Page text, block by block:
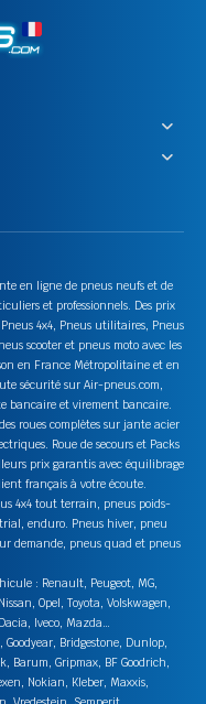
en ligne de pneus neufs et de
et professionnels. Des prix
4x4, Pneus utilitaires, Pneus
scooter et pneus moto avec les
en France Métropolitaine et en
sécurité sur Air-pneus.com,
bancaire et virement bancaire.
roues complètes sur jante acier
Roue de secours et Packs
prix garantis avec équilibrage
français à votre écoute.
4x4 tout terrain, pneus poids-
enduro. Pneus hiver, pneu
demande, pneus quad et pneus
: Renault, Peugeot, MG,
Opel, Toyota, Volskwagen,
Iveco, Mazda…
Bridgestone, Dunlop,
Barum, Gripmax, BF Goodrich,
Nokian, Kleber, Maxxis,